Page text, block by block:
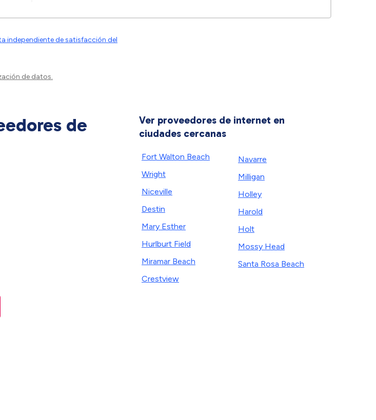
independiente de satisfacción del
de datos.
de
Ver proveedores de internet en
ciudades cercanas
Fort Walton Beach
Wright
Niceville
Destin
Mary Esther
Hurlburt Field
Miramar Beach
Crestview
Navarre
Milligan
Holley
Harold
Holt
Mossy Head
Santa Rosa Beach